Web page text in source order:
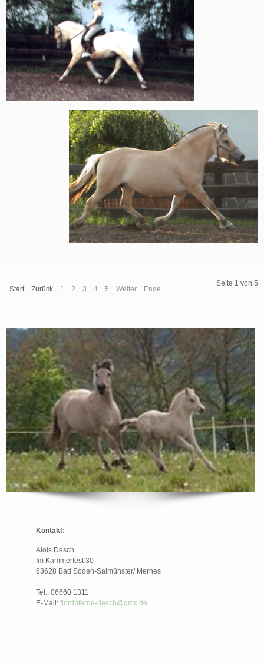
Seite 1 von 5
Start Zurück 1 2 3 4 5 Weiter Ende
Kontakt:
Alois Desch
Im Kammerfest 30
63628 Bad Soden-Salmünster/ Mernes
Tel.: 06660 1311
E-Mail: fjordpferde-desch@gmx.de